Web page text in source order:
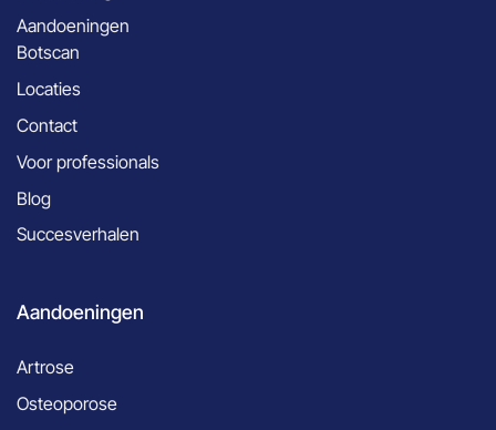
Aandoeningen
Botscan
Locaties
Contact
Voor professionals
Blog
Succesverhalen
Aandoeningen
Artrose
Osteoporose